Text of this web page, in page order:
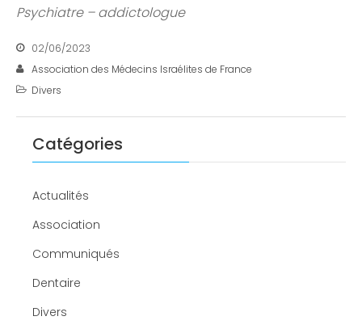
Psychiatre – addictologue
02/06/2023
Association des Médecins Israélites de France
Divers
Catégories
Actualités
Association
Communiqués
Dentaire
Divers